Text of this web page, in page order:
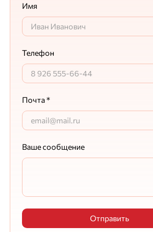
Имя
Телефон
Почта *
Ваше сообщение
Отправить